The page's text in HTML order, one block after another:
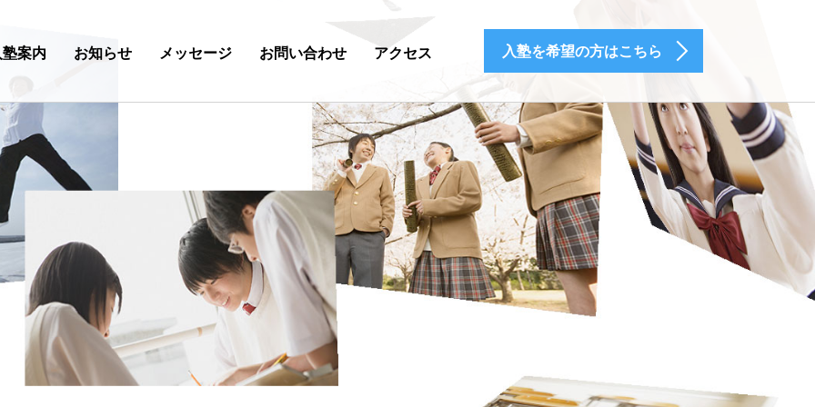
案内 お知らせ メッセージ お問い合わせ アクセス 入塾を希望の方はこちら